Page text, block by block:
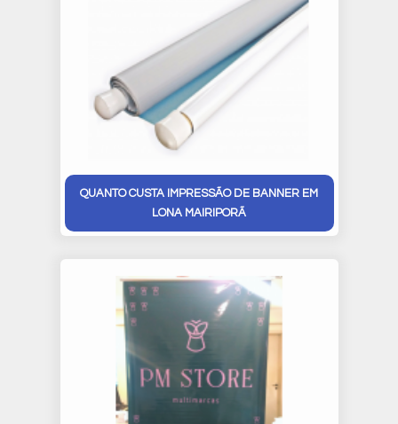
QUANTO CUSTA IMPRESSÃO DE BANNER EM
LONA MAIRIPORÃ